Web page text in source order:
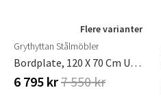
Flere varianter
Grythyttan Stålmöbler
Bordplate, 120 X 70 Cm Ubehandlet Teak
6 795 kr7 550 kr